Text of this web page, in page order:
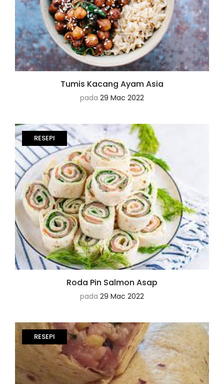
Tumis Kacang Ayam Asia
pada 29 Mac 2022
RESEPI
Roda Pin Salmon Asap
pada 29 Mac 2022
RESEPI